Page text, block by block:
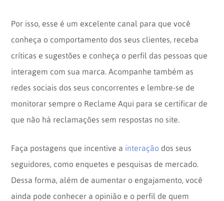
Por isso, esse é um excelente canal para que você
conheça o comportamento dos seus clientes, receba
críticas e sugestões e conheça o perfil das pessoas que
interagem com sua marca. Acompanhe também as
redes sociais dos seus concorrentes e lembre-se de
monitorar sempre o Reclame Aqui para se certificar de
que não há reclamações sem respostas no site.
Faça postagens que incentive a interação dos seus
seguidores, como enquetes e pesquisas de mercado.
Dessa forma, além de aumentar o engajamento, você
ainda pode conhecer a opinião e o perfil de quem